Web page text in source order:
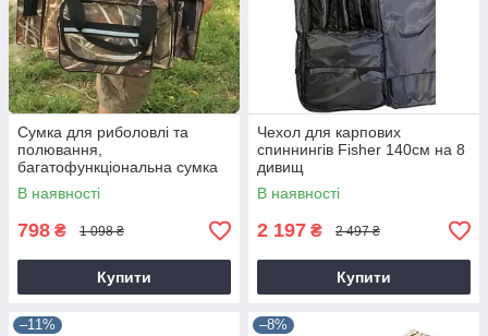
Сумка для риболовлі та
полювання,
багатофункціональна сумка
органайзер
В наявності
798 ₴ 1 098 ₴
Купити
Чехол для карпових
спиннингів Fisher 140см на 8
дивищ
В наявності
2 197 ₴ 2 497 ₴
Купити
–11% –8%